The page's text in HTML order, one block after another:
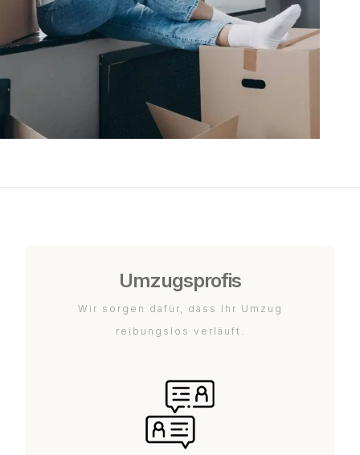
Umzugsprofis
Wir sorgen dafür, dass Ihr Umzug
reibungslos verläuft.